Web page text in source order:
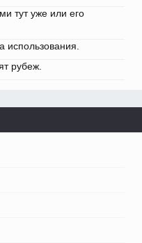
тут уже или его
использования.
рубеж.